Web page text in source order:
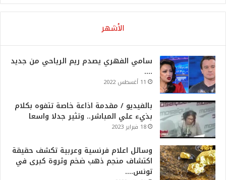
الأشهر
سامي الفهري يصدم ريم الرياحي من جديد
….
11 أغسطس 2022
بالفيديو / مقدمة اذاعة خاصة تتفوه بكلام
بذيء علي المباشر.. وتثير جدلا واسعا
18 فبراير 2023
وسائل اعلام فرنسية وعربية تكشف حقيقة
اكتشاف منجم ذهب ضخم وثروة كبرى في
تونس….